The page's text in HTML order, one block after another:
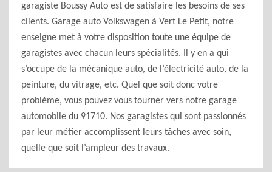
garagiste Boussy Auto est de satisfaire les besoins de ses
clients. Garage auto Volkswagen à Vert Le Petit, notre
enseigne met à votre disposition toute une équipe de
garagistes avec chacun leurs spécialités. Il y en a qui
s’occupe de la mécanique auto, de l’électricité auto, de la
peinture, du vitrage, etc. Quel que soit donc votre
problème, vous pouvez vous tourner vers notre garage
automobile du 91710. Nos garagistes qui sont passionnés
par leur métier accomplissent leurs tâches avec soin,
quelle que soit l’ampleur des travaux.